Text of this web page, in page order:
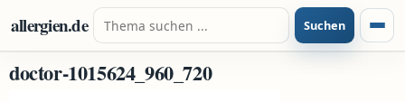
Zum Inhalt springen
allergien.de Suche nach: Suchen
doctor-1015624_960_720